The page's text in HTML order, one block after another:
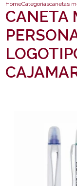
HomeCategoriascanetas
CANETA